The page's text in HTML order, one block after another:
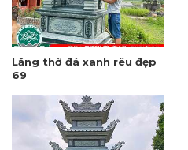
Lăng thờ đá xanh rêu đẹp
69